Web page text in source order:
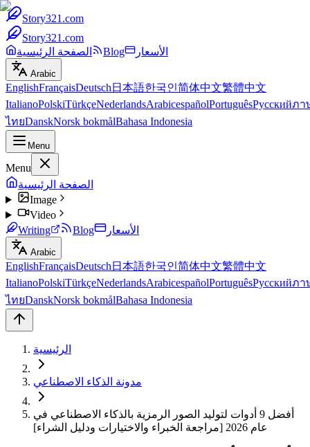
Story321.com
Story321.com
الصفحة الرئيسية
Blog الأسعار
Arabic
EnglishFrançaisDeutsch 日本語한국인简体中文繁體中文
ItalianoPolskiTürkçeNederlandsArabicespañolPortuguêsРусскийภา
ไทยDanskNorsk bokmålBahasa Indonesia
Menu
Menu
الصفحة الرئيسية
Image
Video
Writing
Blog الأسعار
Arabic
EnglishFrançaisDeutsch 日本語한국인简体中文繁體中文
ItalianoPolskiTürkçeNederlandsArabicespañolPortuguêsРусскийภา
ไทยDanskNorsk bokmålBahasa Indonesia
الرئيسية
مدونة الذكاء الاصطناعي
أفضل 9 أدوات لتوليد الصور الرمزية بالذكاء الاصطناعي في
عام 2026 [مراجعة الخبراء والاختيارات ودليل الشراء]